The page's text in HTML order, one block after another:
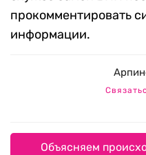
прокомментировать
информации.
Объясняем